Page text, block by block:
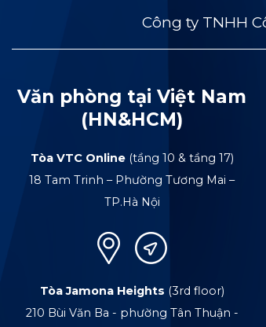
Công ty TNHH
Văn phòng tại Việt Nam
(HN&HCM)
Tòa VTC Online(tầng 10 & tầng 17)
18 Tam Trinh – Phường Tương Mai –
TP.Hà Nội
Tòa Jamona Heights (3rd floor)
210 Bùi Văn Ba - phường Tân Thuận -